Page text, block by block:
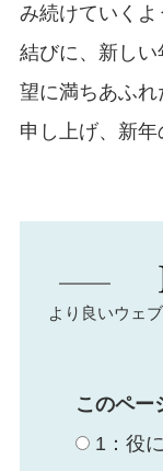
み続けていくよ
結びに、新し
望に満ちあふ
申し上げ、新年
より良いウェ
このペー
1：役